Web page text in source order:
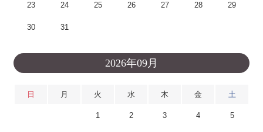
23 24 25 26 27 28 29
30 31
2026年09月
日 月 火 水 木 金 土
1 2 3 4 5